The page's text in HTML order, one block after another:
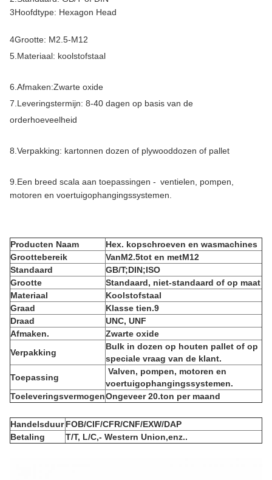
3Hoofdtype: Hexagon Head
4Grootte: M2.5-M12
5. Materiaal: koolstofstaal
6. Afmaken:Zwarte oxide
7. Leveringstermijn: 8-40 dagen op basis van de
orderhoeveelheid
8. Verpakking: kartonnen dozen of plywooddozen of pallet
9. Een breed scala aan toepassingen - ventielen, pompen,
motoren en voertuigophangingssystemen.
Producten Naam
Hex. kopschroeven en wasmachines
Groottebereik
VanM2.5tot en metM12
Standaard
GB/T;DIN;ISO
Grootte
Standaard, niet-standaard of op maat
Materiaal
Koolstofstaal
Graad
Klasse tien.9
Draad
UNC, UNF
Afmaken.
Zwarte oxide
Verpakking
Bulk in dozen op houten pallet of op
speciale vraag van de klant.
Toepassing
Valven, pompen, motoren en
voertuigophangingssystemen.
ToeleveringsvermogenOngeveer 20.ton per maand
Handelsduur FOB/CIF/CFR/CNF/EXW/DAP
Betaling
T/T, L/C,- Western Union,enz..